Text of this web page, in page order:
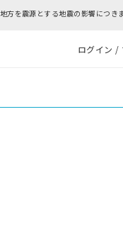
方を震源とする地震の影響につき
ログイン /